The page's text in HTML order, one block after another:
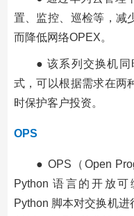
置、监控、巡检等，减
而降低网络OPEX。
● 该系列交换机
式，可以根据需求在两
时保护客户投资。
OPS
● OPS（Open
Python 语言的开放
Python 脚本对交换机